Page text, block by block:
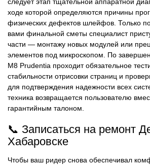
следует этап тщательной аппаратной
ходе которой определяются причины
физических дефектов шлейфов. Только
вами финальной сметы специалист
части — монтажу новых модулей или
элементов под микроскопом. По
M8 Prudentia проходит обязательное
стабильности отрисовки страниц и
для подтверждения надежности всех
техника возвращается пользователю
гарантийным талоном.
📞 Записаться на ремонт
Хабаровске
Чтобы ваш ридер снова обеспечивал